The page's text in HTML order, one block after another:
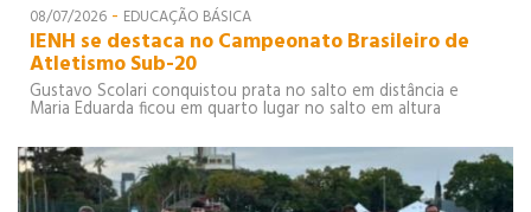
08/07/2026 - EDUCAÇÃO BÁSICA
IENH se destaca no Campeonato Brasileiro de
Atletismo Sub-20
Gustavo Scolari conquistou prata no salto em distância e
Maria Eduarda ficou em quarto lugar no salto em altura